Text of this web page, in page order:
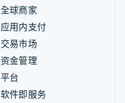
全球商家
应用内支付
交易市场
资金管理
平台
软件即服务